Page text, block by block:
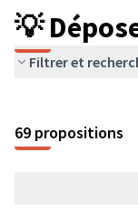
💡
Filtrer et
69 propositions